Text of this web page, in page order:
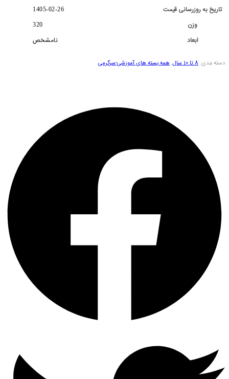
تاریخ به روزرسانی قیمت 1405-02-26
وزن 320
ابعاد نامشخص
دسته بندی: 8 تا 10 سال ,همه بسته های آموزشی-سرگرمی